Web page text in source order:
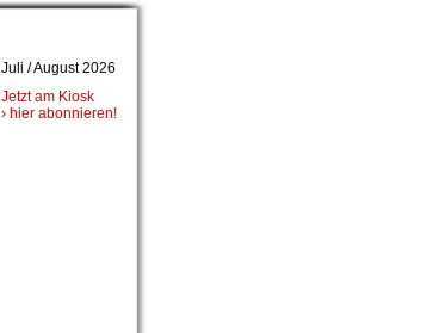
Juli / August 2026
Jetzt am Kiosk
› hier abonnieren!